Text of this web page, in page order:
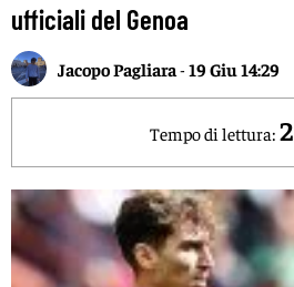
ufficiali del Genoa
Jacopo Pagliara -19 Giu 14:29
Tempo di lettura: 2